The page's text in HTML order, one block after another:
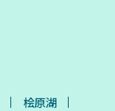
桧原湖